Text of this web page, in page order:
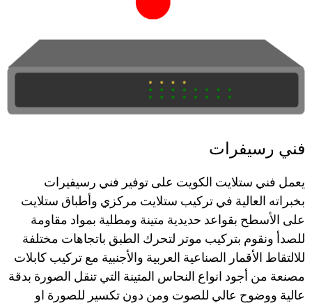
فني رسيفرات
يعمل فني ستلايت الكويت على توفير فني رسيفيرات
بخبراته العالية في تركيب ستلايت مركزي وأطباق ستلايت
على الأسطح بقواعد حديدية متينة ومطلية بمواد مقاومة
للصدأ ونقوم بتركيب موتر لتحرك الطبق باتجاهات مختلفة
للالتقاط الأقمار الصناعية العربية والأجنبية مع تركيب كابلات
مصنعة من أجود انواع النحاس المتينة التي تنقل الصورة بدقة
عالية ووضوح عالي للصوت ومن دون تكسير للصورة او